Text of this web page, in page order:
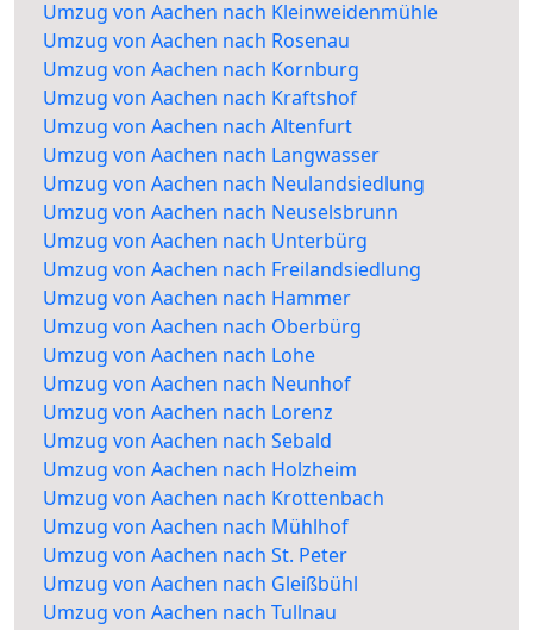
Umzug von Aachen nach Kleinweidenmühle
Umzug von Aachen nach Rosenau
Umzug von Aachen nach Kornburg
Umzug von Aachen nach Kraftshof
Umzug von Aachen nach Altenfurt
Umzug von Aachen nach Langwasser
Umzug von Aachen nach Neulandsiedlung
Umzug von Aachen nach Neuselsbrunn
Umzug von Aachen nach Unterbürg
Umzug von Aachen nach Freilandsiedlung
Umzug von Aachen nach Hammer
Umzug von Aachen nach Oberbürg
Umzug von Aachen nach Lohe
Umzug von Aachen nach Neunhof
Umzug von Aachen nach Lorenz
Umzug von Aachen nach Sebald
Umzug von Aachen nach Holzheim
Umzug von Aachen nach Krottenbach
Umzug von Aachen nach Mühlhof
Umzug von Aachen nach St. Peter
Umzug von Aachen nach Gleißbühl
Umzug von Aachen nach Tullnau